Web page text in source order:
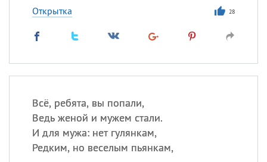
Открытка 28
Всё, ребята, вы попали,
Ведь женой и мужем стали.
И для мужа: нет гулянкам,
Редким, но веселым пьянкам,